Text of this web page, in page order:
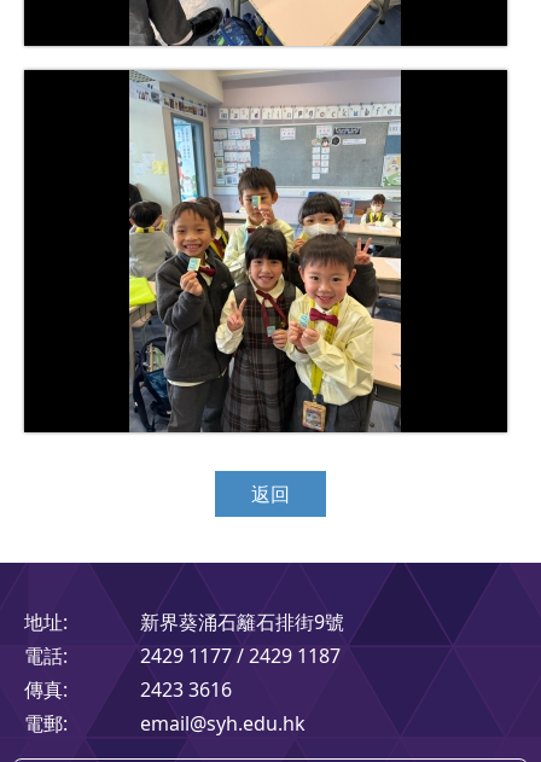
返回
地址:
新界葵涌石籬石排街9號
電話:
2429 1177 / 2429 1187
傳真:
2423 3616
電郵:
email@syh.edu.hk